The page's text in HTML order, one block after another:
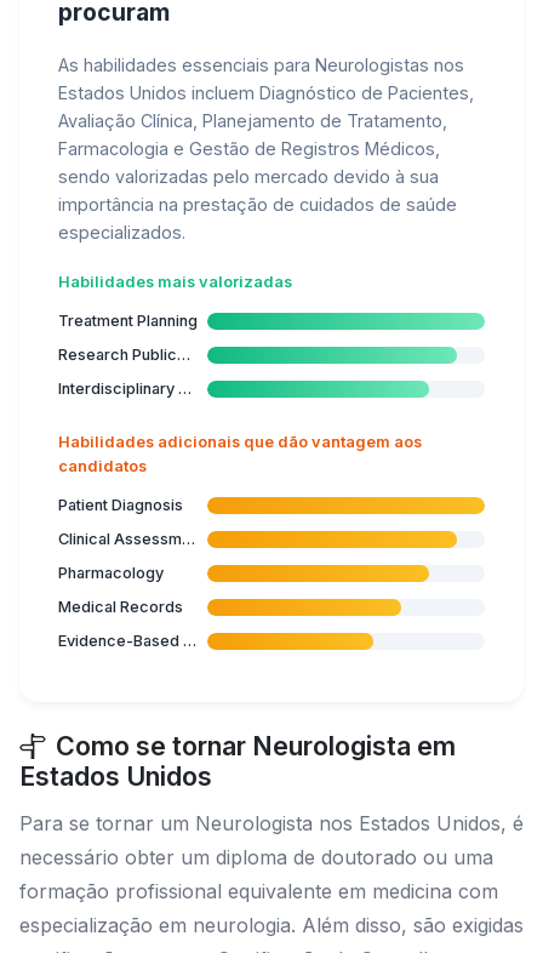
procuram
As habilidades essenciais para Neurologistas nos
Estados Unidos incluem Diagnóstico de Pacientes,
Avaliação Clínica, Planejamento de Tratamento,
Farmacologia e Gestão de Registros Médicos,
sendo valorizadas pelo mercado devido à sua
importância na prestação de cuidados de saúde
especializados.
Habilidades mais valorizadas
Treatment Planning
Research Publication
Interdisciplinary Collaboration
Habilidades adicionais que dão vantagem aos
candidatos
Patient Diagnosis
Clinical Assessment
Pharmacology
Medical Records
Evidence-Based Medicine
Como se tornar Neurologista em
Estados Unidos
Para se tornar um Neurologista nos Estados Unidos, é
necessário obter um diploma de doutorado ou uma
formação profissional equivalente em medicina com
especialização em neurologia. Além disso, são exigidas